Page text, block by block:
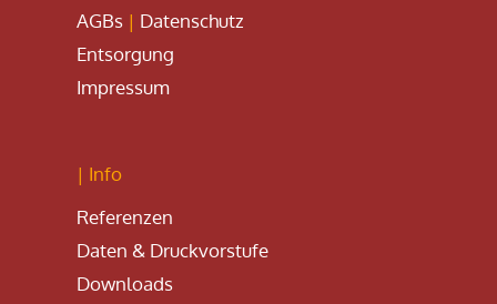
AGBs | Datenschutz
Entsorgung
Impressum
| Info
Referenzen
Daten & Druckvorstufe
Downloads